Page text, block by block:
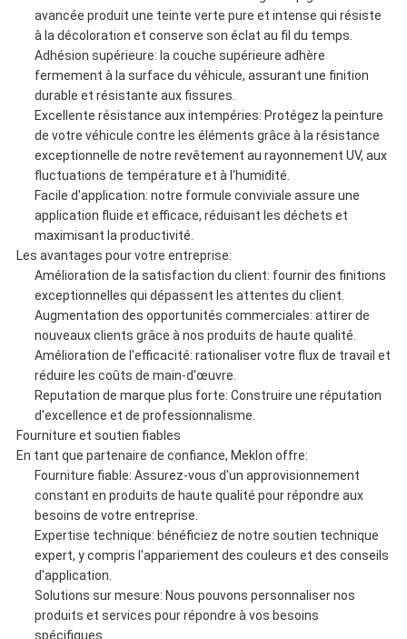
avancée produit une teinte verte pure et intense qui résiste
à la décoloration et conserve son éclat au fil du temps.
Adhésion supérieure: la couche supérieure adhère
fermement à la surface du véhicule, assurant une finition
durable et résistante aux fissures.
Excellente résistance aux intempéries: Protégez la peinture
de votre véhicule contre les éléments grâce à la résistance
exceptionnelle de notre revêtement au rayonnement UV, aux
fluctuations de température et à l'humidité.
Facile d'application: notre formule conviviale assure une
application fluide et efficace, réduisant les déchets et
maximisant la productivité.
Les avantages pour votre entreprise:
Amélioration de la satisfaction du client: fournir des finitions
exceptionnelles qui dépassent les attentes du client.
Augmentation des opportunités commerciales: attirer de
nouveaux clients grâce à nos produits de haute qualité.
Amélioration de l'efficacité: rationaliser votre flux de travail et
réduire les coûts de main-d'œuvre.
Reputation de marque plus forte: Construire une réputation
d'excellence et de professionnalisme.
Fourniture et soutien fiables
En tant que partenaire de confiance, Meklon offre:
Fourniture fiable: Assurez-vous d'un approvisionnement
constant en produits de haute qualité pour répondre aux
besoins de votre entreprise.
Expertise technique: bénéficiez de notre soutien technique
expert, y compris l'appariement des couleurs et des conseils
d'application.
Solutions sur mesure: Nous pouvons personnaliser nos
produits et services pour répondre à vos besoins
spécifiques.